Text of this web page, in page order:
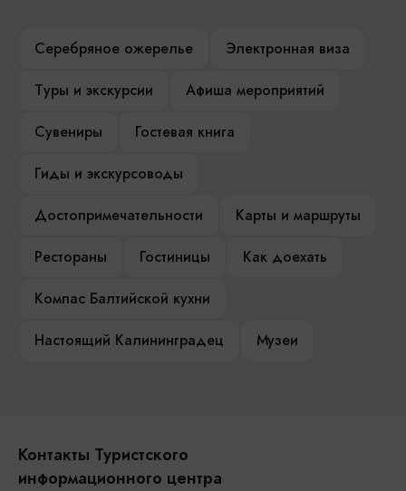
Серебряное ожерелье
Электронная виза
Туры и экскурсии
Афиша мероприятий
Сувениры
Гостевая книга
Гиды и экскурсоводы
Достопримечательности
Карты и маршруты
Рестораны
Гостиницы
Как доехать
Компас Балтийской кухни
Настоящий Калининградец
Музеи
Контакты Туристского
информационного центра